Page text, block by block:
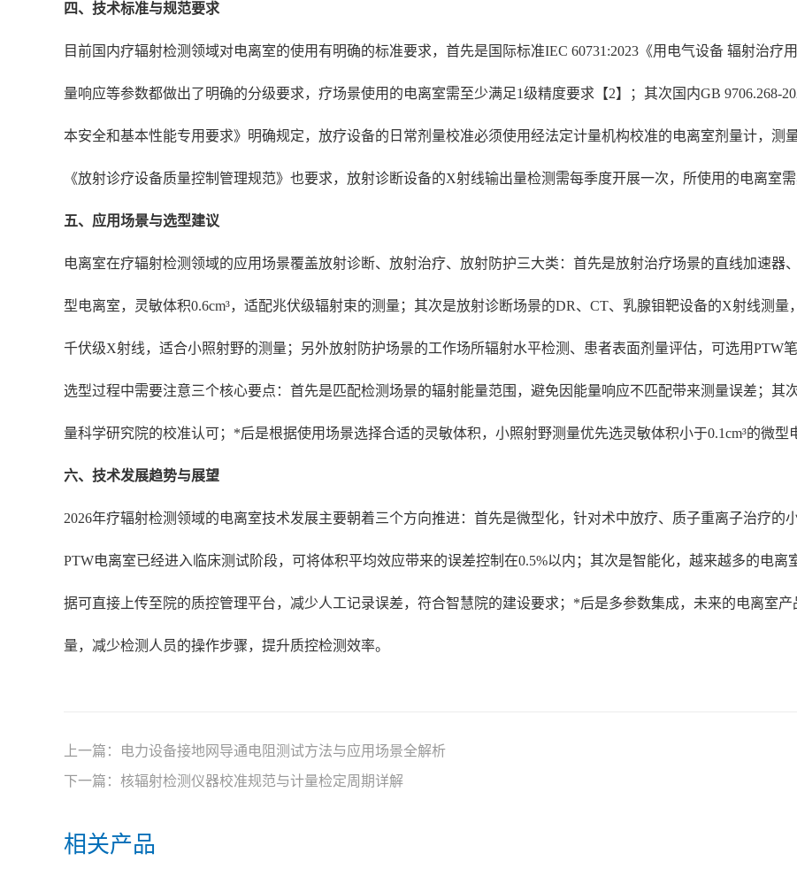
四、技术标准与规范要求
目前国内疗辐射检测领域对电离室的使用有明确的标准要求，首先是国际标准IEC 60731:2023《用电气设备 辐射治
量响应等参数都做出了明确的分级要求，疗场景使用的电离室需至少满足1级精度要求【2】；其次国内GB 9706.268-
本安全和基本性能专用要求》明确规定，放疗设备的日常剂量校准必须使用经法定计量机构校准的电离室剂量计，测
《放射诊疗设备质量控制管理规范》也要求，放射诊断设备的X射线输出量检测需每季度开展一次，所使用的电离室
五、应用场景与选型建议
电离室在疗辐射检测领域的应用场景覆盖放射诊断、放射治疗、放射防护三大类：首先是放射治疗场景的直线加速器
型电离室，灵敏体积0.6cm³，适配兆伏级辐射束的测量；其次是放射诊断场景的DR、CT、乳腺钼靶设备的X射线测
千伏级X射线，适合小照射野的测量；另外放射防护场景的工作场所辐射水平检测、患者表面剂量评估，可选用PTW
选型过程中需要注意三个核心要点：首先是匹配检测场景的辐射能量范围，避免因能量响应不匹配带来测量误差；其
量科学研究院的校准认可；*后是根据使用场景选择合适的灵敏体积，小照射野测量优先选灵敏体积小于0.1cm³的微型
六、技术发展趋势与展望
2026年疗辐射检测领域的电离室技术发展主要朝着三个方向推进：首先是微型化，针对术中放疗、质子重离子治疗的
PTW电离室已经进入临床测试阶段，可将体积平均效应带来的误差控制在0.5%以内；其次是智能化，越来越多的电
据可直接上传至院的质控管理平台，减少人工记录误差，符合智慧院的建设要求；*后是多参数集成，未来的电离室
量，减少检测人员的操作步骤，提升质控检测效率。
上一篇：
电力设备接地网导通电阻测试方法与应用场景全解析
下一篇： 核辐射检测仪器校准规范与计量检定周期详解
相关产品